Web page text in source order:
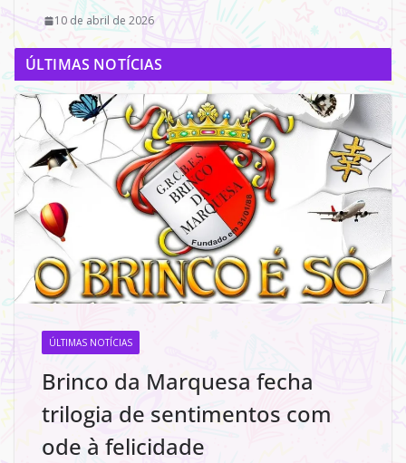
10 de abril de 2026
ÚLTIMAS NOTÍCIAS
ÚLTIMAS NOTÍCIAS
Brinco da Marquesa fecha
trilogia de sentimentos com
ode à felicidade